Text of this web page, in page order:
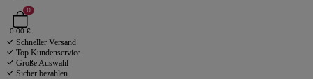
0
0,00 €
Schneller Versand
Top Kundenservice
Große Auswahl
Sicher bezahlen